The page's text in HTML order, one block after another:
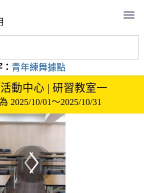
青年練舞據點
動中心 | 研習教室一
2025/10/01～2025/10/31